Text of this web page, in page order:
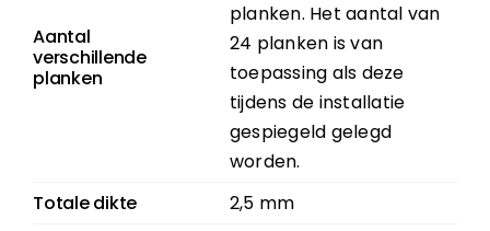
Aantal
verschillende
planken
planken. Het aantal van
24 planken is van
toepassing als deze
tijdens de installatie
gespiegeld gelegd
worden.
Totale dikte
2,5 mm